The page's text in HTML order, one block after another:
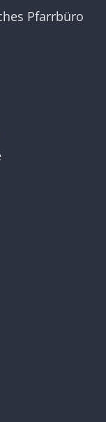
Pfarrbüro